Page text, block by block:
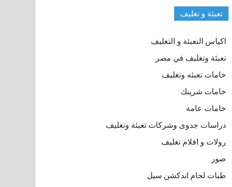
تعبئة و تغليف
اكياس التعبئة و التغليف
تعبئة وتغليف في مصر
خامات تعبئه وتغليف
خامات شرينك
خامات عامة
دراسات جدوى وشركات تعبئة وتغليف
رولات و افلام تغليف
صور
طبات لحام اندكشن سيل